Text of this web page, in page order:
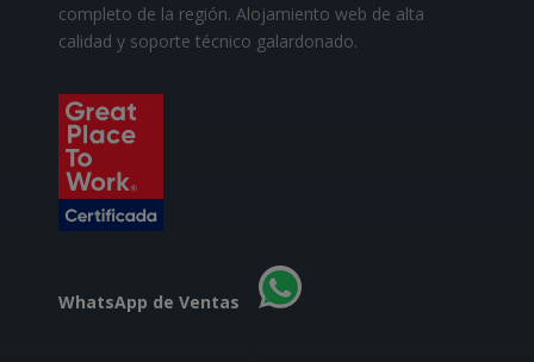
completo de la región. Alojamiento web de alta
calidad y soporte técnico galardonado.
WhatsApp de Ventas